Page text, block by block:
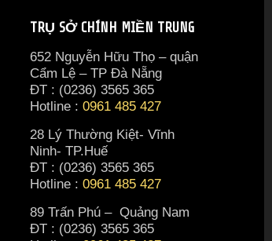
TRỤ SỞ CHÍNH MIỀN TRUNG
652 Nguyễn Hữu Thọ – quận
Cẩm Lệ – TP Đà Nẵng
ĐT : (0236) 3565 365‬
Hotline :0961 485 427
28 Lý Thường Kiệt- Vĩnh
Ninh- TP.Huế
ĐT : (0236) 3565 365‬
Hotline :0961 485 427
89 Trấn Phú – Quảng Nam
ĐT : (0236) 3565 365‬